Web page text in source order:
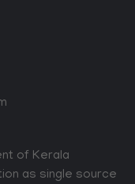
of Kerala
as single source